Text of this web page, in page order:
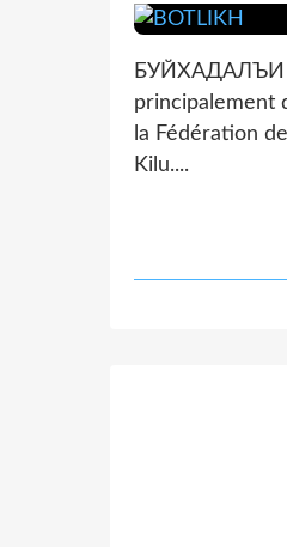
БУЙХАДАЛЪИ
principalement
la Fédération
Kilu....